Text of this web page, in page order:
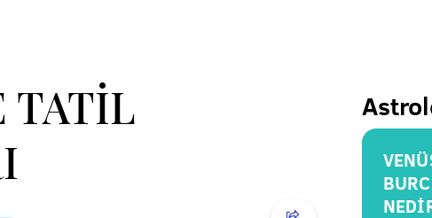
TATİL